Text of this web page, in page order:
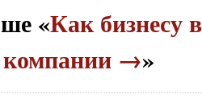
«Как бизнесу
компании →»